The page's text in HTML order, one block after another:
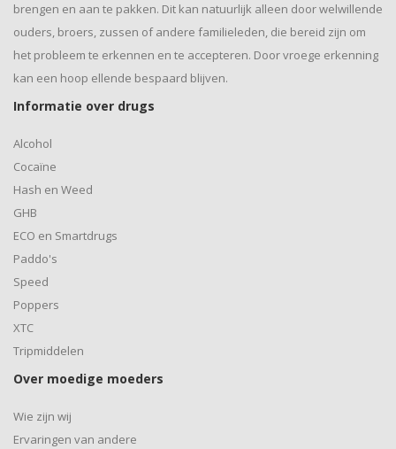
brengen en aan te pakken. Dit kan natuurlijk alleen door welwillende
ouders, broers, zussen of andere familieleden, die bereid zijn om
het probleem te erkennen en te accepteren. Door vroege erkenning
kan een hoop ellende bespaard blijven.
Informatie over drugs
Alcohol
Cocaïne
Hash en Weed
GHB
ECO en Smartdrugs
Paddo's
Speed
Poppers
XTC
Tripmiddelen
Over moedige moeders
Wie zijn wij
Ervaringen van andere